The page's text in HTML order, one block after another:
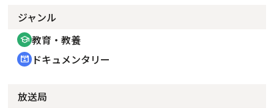
ジャンル
school 教育・教養
cinematic_blur ドキュメンタリー
放送局